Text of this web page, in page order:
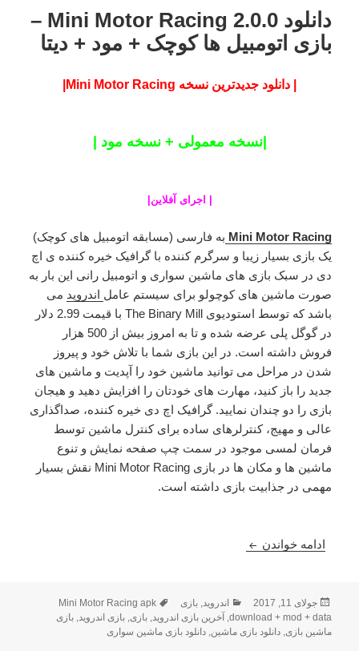
دانلود Mini Motor Racing 2.0.0 –
بازی اتومبیل ها کوچک + مود + دیتا
| دانلود جدیدترین نسخه Mini Motor Racing|
|نسخه معمولی + نسخه مود |
اجرای آفلاین
Mini Motor Racing به فارسی (مسابقه اتومبیل های کوچک)
یک بازی بسیار زیبا و سرگرم کننده با گرافیک خیره کننده ی اچ
دی در سبک بازی های ماشین سواری و اتومبیل رانی این بار به
صورت ماشین های کوچولو برای سیستم عامل اندروید می
باشد که توسط استودیوی The Binary Mill با قیمت 2.99 دلار
در گوگل پلی عرضه شده و تا به امروز بیش از 500 هزار
فروش داشته است. در این بازی شما با تلاش خود و پیروز
شدن در مراحل می توانید ماشین خود را آپدیت و ماشین های
جدید را باز کنید، مهارت های خودتان را افزایش دهید و هیجان
بازی را دو چندان نمایید. گرافیک اچ دی خیره کننده، صداگذاری
عالی و مهیج، کنترلرهای ساده برای کنترل ماشین توسط
فرمان لمسی موجود در سمت چپ صفحه نمایش و تنوع
ماشین ها و مکان ها در بازی Mini Motor Racing نقش بسیار
مهمی در جذابیت بازی داشته است.
ادامه خواندن دانلود Mini Motor Racing 2.0.0 – بازی اتومبیل ها کوچک + مود + دیتا
ارسال
شده
در
جولای 11, 2017 دسته‌ها
اندروید,بازی برچسب‌ها
Mini Motor Racing apk
download + mod + data
,آخرین بازی اندروید,بازی,بازی اندروید,بازی
ماشین بازی,دانلود بازی ماشین,دانلود بازی ماشین سواری